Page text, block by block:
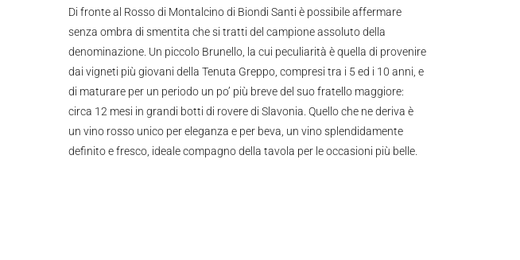
Di fronte al Rosso di Montalcino di Biondi Santi è possibile affermare
senza ombra di smentita che si tratti del campione assoluto della
denominazione. Un piccolo Brunello, la cui peculiarità è quella di provenire
dai vigneti più giovani della Tenuta Greppo, compresi tra i 5 ed i 10 anni, e
di maturare per un periodo un po’ più breve del suo fratello maggiore:
circa 12 mesi in grandi botti di rovere di Slavonia. Quello che ne deriva è
un vino rosso unico per eleganza e per beva, un vino splendidamente
definito e fresco, ideale compagno della tavola per le occasioni più belle.